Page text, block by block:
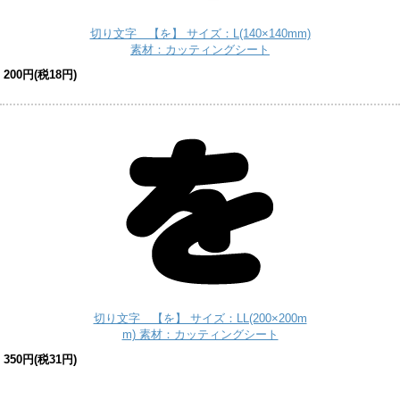
切り文字 【を】 サイズ：L(140×140mm)
素材：カッティングシート
200円(税18円)
切り文字 【を】 サイズ：LL(200×200m
m) 素材：カッティングシート
350円(税31円)